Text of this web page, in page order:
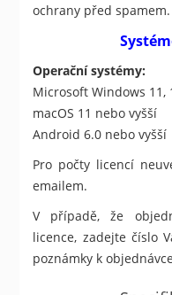
ochrany před spamem.
Operační systémy:
Microsoft Windows 11,
macOS 11 nebo vyšší
Android 6.0 nebo vyšší
Pro počty licencí
emailem.
V případě, že
licence, zadejte číslo
poznámky k